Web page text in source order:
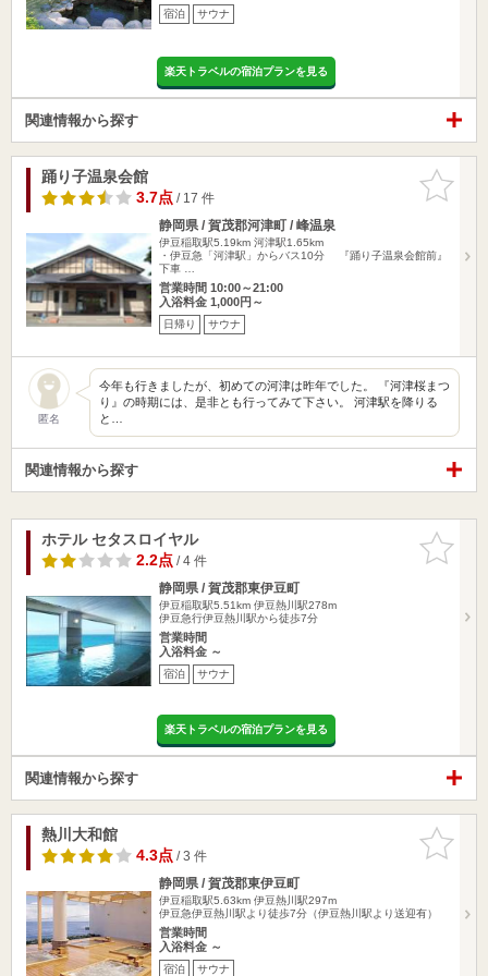
宿泊 サウナ
楽天トラベルの宿泊プランを見る
関連情報から探す
お気に入
りに追加
踊り子温泉会館
3.7点/ 17 件
静岡県 / 賀茂郡河津町 / 峰温泉
伊豆稲取駅5.19km 河津駅1.65km
・伊豆急「河津駅」からバス10分 『踊り子温泉会館前』
下車 …
営業時間 10:00～21:00
入浴料金 1,000円～
日帰り サウナ
匿名
今年も行きましたが、初めての河津は昨年でした。 『河津桜まつ
り』の時期には、是非とも行ってみて下さい。 河津駅を降りる
と…
関連情報から探す
お気に入
りに追加
ホテル セタスロイヤル
2.2点/ 4 件
静岡県 / 賀茂郡東伊豆町
伊豆稲取駅5.51km 伊豆熱川駅278m
伊豆急行伊豆熱川駅から徒歩7分
営業時間
入浴料金 ～
宿泊 サウナ
楽天トラベルの宿泊プランを見る
関連情報から探す
お気に入
りに追加
熱川大和館
4.3点/ 3 件
静岡県 / 賀茂郡東伊豆町
伊豆稲取駅5.63km 伊豆熱川駅297m
伊豆急伊豆熱川駅より徒歩7分（伊豆熱川駅より送迎有）
営業時間
入浴料金 ～
宿泊 サウナ